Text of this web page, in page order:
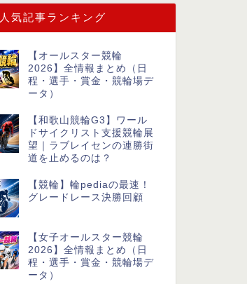
人気記事ランキング
【オールスター競輪
2026】全情報まとめ（日
程・選手・賞金・競輪場デ
ータ）
【和歌山競輪G3】ワール
ドサイクリスト支援競輪展
望｜ラブレイセンの連勝街
道を止めるのは？
【競輪】輪pediaの最速！
グレードレース決勝回顧
【女子オールスター競輪
2026】全情報まとめ（日
程・選手・賞金・競輪場デ
ータ）